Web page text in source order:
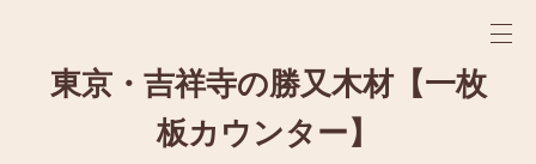
東京・吉祥寺の勝又木材【一枚
板カウンター】